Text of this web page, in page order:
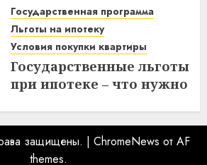
заемщикам в 2025 году
14.11.2025
Государственная программа
Льготы на ипотеку
Условия покупки квартиры
Государственные льготы
при ипотеке – что нужно
10.11.2025
защищены. | ChromeNews от AF
themes.